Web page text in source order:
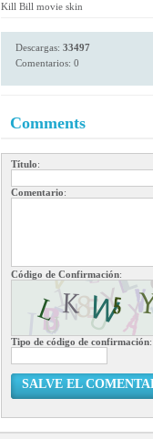
Kill Bill movie skin
Descargas: 33497
Comentarios: 0
Comments
Título:
Comentario:
Código de Confirmación:
Tipo de código de confirmación:
SALVE EL